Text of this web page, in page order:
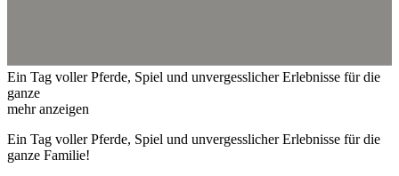
Ein Tag voller Pferde, Spiel und unvergesslicher Erlebnisse für die
ganze
mehr anzeigen
Ein Tag voller Pferde, Spiel und unvergesslicher Erlebnisse für die
ganze Familie!